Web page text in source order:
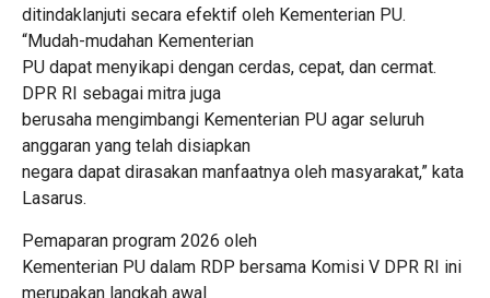
ditindaklanjuti secara efektif oleh Kementerian PU.
“Mudah-mudahan Kementerian
PU dapat menyikapi dengan cerdas, cepat, dan cermat.
DPR RI sebagai mitra juga
berusaha mengimbangi Kementerian PU agar seluruh
anggaran yang telah disiapkan
negara dapat dirasakan manfaatnya oleh masyarakat,” kata
Lasarus.
Pemaparan program 2026 oleh
Kementerian PU dalam RDP bersama Komisi V DPR RI ini
merupakan langkah awal